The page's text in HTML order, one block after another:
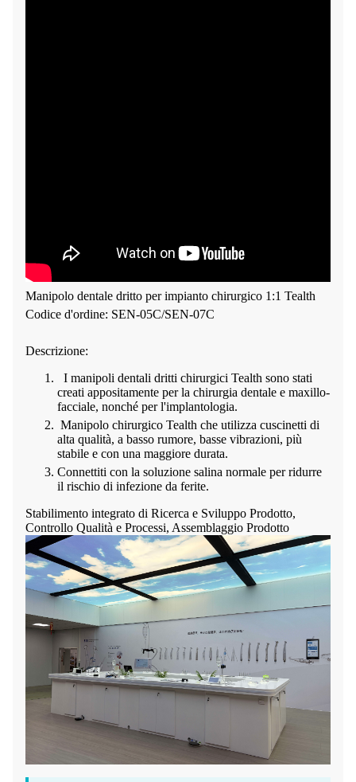
Manipolo dentale dritto per impianto chirurgico 1:1 Tealth
Codice d'ordine: SEN-05C/SEN-07C
Descrizione:
I manipoli dentali dritti chirurgici Tealth sono stati
creati appositamente per la chirurgia dentale e maxillo-
facciale, nonché per l'implantologia.
Manipolo chirurgico Tealth che utilizza cuscinetti di
alta qualità, a basso rumore, basse vibrazioni, più
stabile e con una maggiore durata.
Connettiti con la soluzione salina normale per ridurre
il rischio di infezione da ferite.
Stabilimento integrato di Ricerca e Sviluppo Prodotto,
Controllo Qualità e Processi, Assemblaggio Prodotto